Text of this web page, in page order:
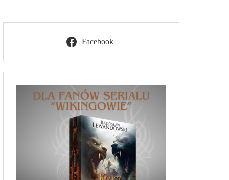
Facebook